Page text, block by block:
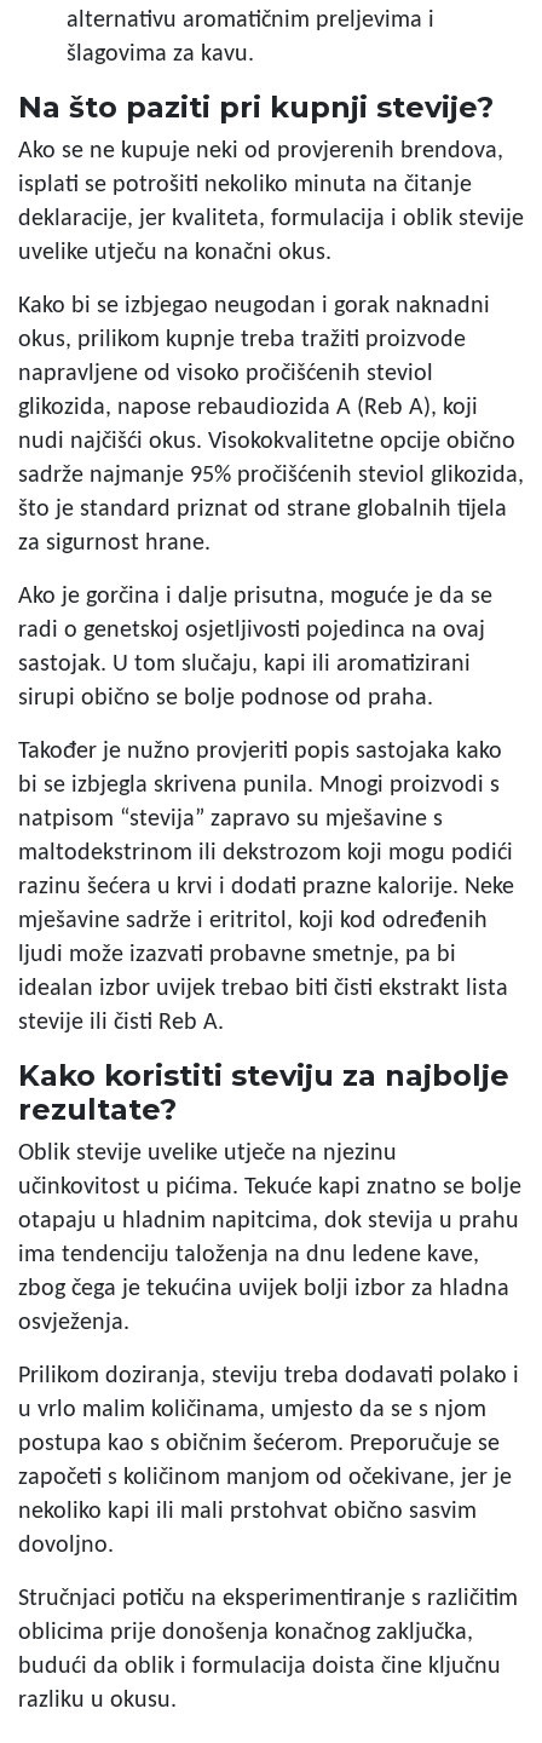
alternativu aromatičnim preljevima i
šlagovima za kavu.
Na što paziti pri kupnji stevije?
Ako se ne kupuje neki od provjerenih brendova,
isplati se potrošiti nekoliko minuta na čitanje
deklaracije, jer kvaliteta, formulacija i oblik stevije
uvelike utječu na konačni okus.
Kako bi se izbjegao neugodan i gorak naknadni
okus, prilikom kupnje treba tražiti proizvode
napravljene od visoko pročišćenih steviol
glikozida, napose rebaudiozida A (Reb A), koji
nudi najčišći okus. Visokokvalitetne opcije obično
sadrže najmanje 95% pročišćenih steviol glikozida,
što je standard priznat od strane globalnih tijela
za sigurnost hrane.
Ako je gorčina i dalje prisutna, moguće je da se
radi o genetskoj osjetljivosti pojedinca na ovaj
sastojak. U tom slučaju, kapi ili aromatizirani
sirupi obično se bolje podnose od praha.
Također je nužno provjeriti popis sastojaka kako
bi se izbjegla skrivena punila. Mnogi proizvodi s
natpisom “stevija” zapravo su mješavine s
maltodekstrinom ili dekstrozom koji mogu podići
razinu šećera u krvi i dodati prazne kalorije. Neke
mješavine sadrže i eritritol, koji kod određenih
ljudi može izazvati probavne smetnje, pa bi
idealan izbor uvijek trebao biti čisti ekstrakt lista
stevije ili čisti Reb A.
Kako koristiti steviju za najbolje
rezultate?
Oblik stevije uvelike utječe na njezinu
učinkovitost u pićima. Tekuće kapi znatno se bolje
otapaju u hladnim napitcima, dok stevija u prahu
ima tendenciju taloženja na dnu ledene kave,
zbog čega je tekućina uvijek bolji izbor za hladna
osvježenja.
Prilikom doziranja, steviju treba dodavati polako i
u vrlo malim količinama, umjesto da se s njom
postupa kao s običnim šećerom. Preporučuje se
započeti s količinom manjom od očekivane, jer je
nekoliko kapi ili mali prstohvat obično sasvim
dovoljno.
Stručnjaci potiču na eksperimentiranje s različitim
oblicima prije donošenja konačnog zaključka,
budući da oblik i formulacija doista čine ključnu
razliku u okusu.